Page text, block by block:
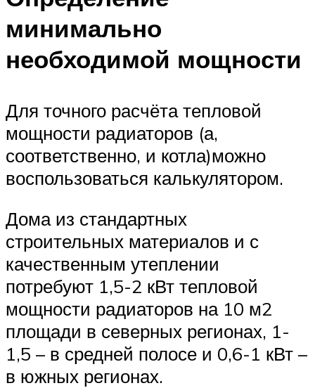
минимально
необходимой мощности
Для точного расчёта тепловой
мощности радиаторов (а,
соответственно, и котла)можно
воспользоваться калькулятором.
Дома из стандартных
строительных материалов и с
качественным утеплении
потребуют 1,5-2 кВт тепловой
мощности радиаторов на 10 м2
площади в северных регионах, 1-
1,5 – в средней полосе и 0,6-1 кВт –
в южных регионах.